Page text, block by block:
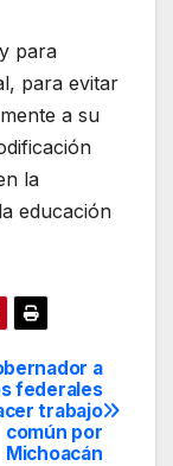
para
para evitar
a su
la
educación
a
federales
trabajo
común por
Michoacán